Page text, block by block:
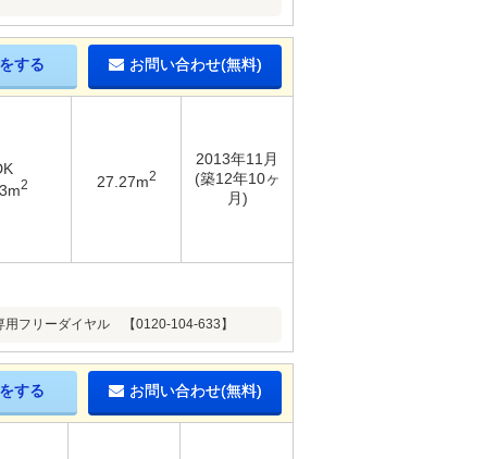
する お問い合わせ(無料)
2 27.27m2
2013年11月
(築12年10ヶ
月)
用フリーダイヤル 【0120-104-633】
する お問い合わせ(無料)